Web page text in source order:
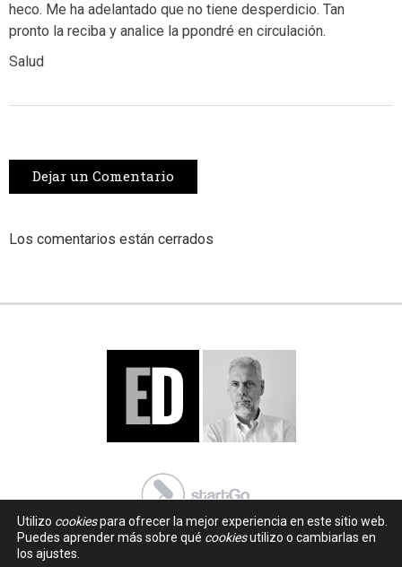
heco. Me ha adelantado que no tiene desperdicio. Tan
pronto la reciba y analice la ppondré en circulación.
Salud
Dejar un Comentario
Los comentarios están cerrados
Utilizo cookiespara ofrecer la mejor experiencia en este sitio web.
Puedes aprender más sobre qué cookiesutilizo o cambiarlas en
los ajustes.